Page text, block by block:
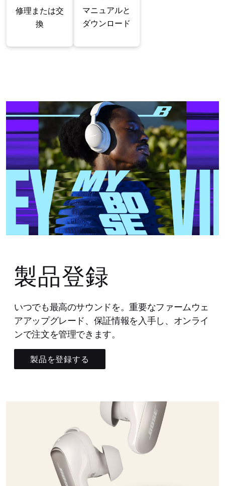
修理または交
換
マニュアルと
ダウンロード
製品登録
いつでも最高のサウンドを。重要なファームウェ
アアップグレード、保証情報を入手し、オンライ
ンで注文を管理できます。
製品を登録する